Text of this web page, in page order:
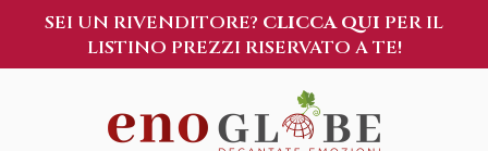
SEI UN RIVENDITORE? CLICCA QUI PER IL
LISTINO PREZZI RISERVATO A TE!